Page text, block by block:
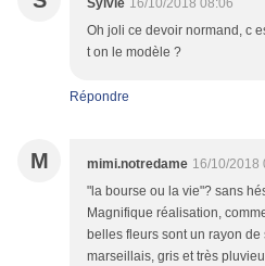
Sylvie 16/10/2018 08:06
Oh joli ce devoir normand, c
t on le modèle ?
Répondre
M mimi.notredame 16/10/2018
"la bourse ou la vie"? sans
Magnifique réalisation,
belles fleurs sont un rayon de
marseillais, gris et très